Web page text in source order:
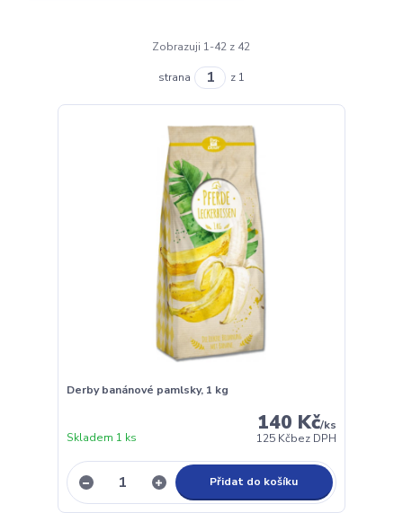
Zobrazuji 1-42 z 42
strana z 1
Derby banánové pamlsky, 1 kg
140 Kč/ks
125 Kčbez DPH
Skladem 1 ks
Přidat do košíku